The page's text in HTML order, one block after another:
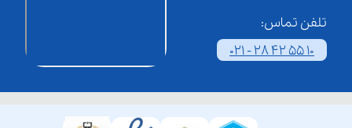
تلفن تماس:
021 - 28 42 55 10